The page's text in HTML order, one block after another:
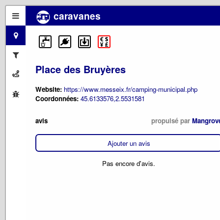
caravanes
Place des Bruyères
Website: https://www.messeix.fr/camping-municipal.php
Coordonnées: 45.6133576,2.5531581
avis propulsé par
Ajouter un avis
Pas encore d'avis.